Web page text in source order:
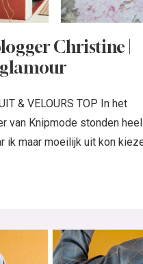
Christine |
& VELOURS TOP In het
van Knipmode stonden
ik maar moeilijk uit kon